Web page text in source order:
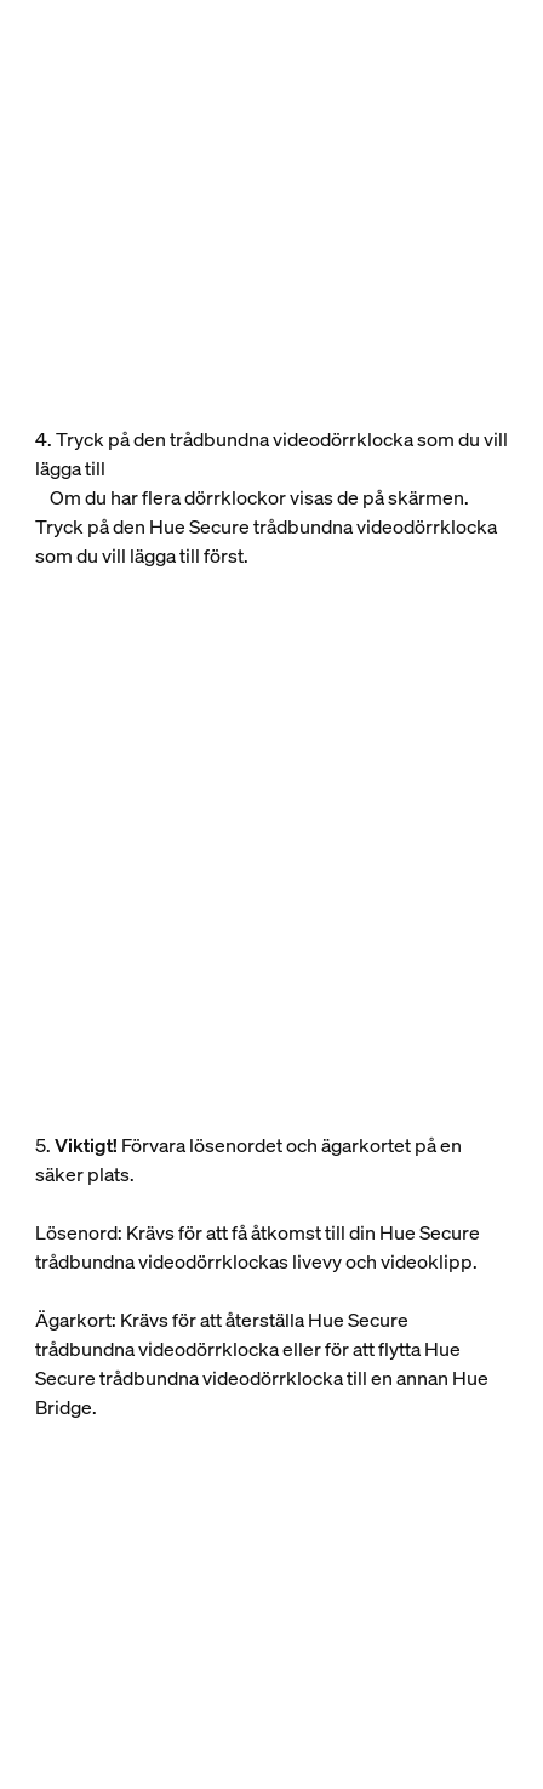
4. Tryck på den trådbundna videodörrklocka som du vill
lägga till
Om du har flera dörrklockor visas de på skärmen.
Tryck på den Hue Secure trådbundna videodörrklocka
som du vill lägga till först.
5.Viktigt! Förvara lösenordet och ägarkortet på en
säker plats.
Lösenord: Krävs för att få åtkomst till din Hue Secure
trådbundna videodörrklockas livevy och videoklipp.
Ägarkort: Krävs för att återställa Hue Secure
trådbundna videodörrklocka eller för att flytta Hue
Secure trådbundna videodörrklocka till en annan Hue
Bridge.